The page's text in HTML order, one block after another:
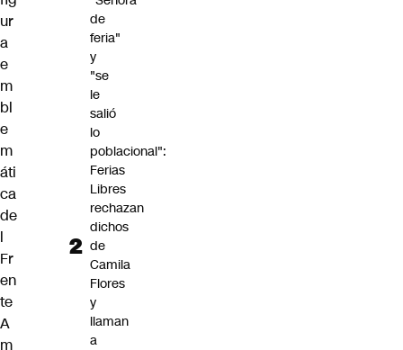
ur
a
e
m
bl
e
m
áti
ca
de
l
Fr
en
te
A
m
de
feria"
y
"se
le
salió
lo
poblacional":
Ferias
Libres
rechazan
dichos
de
Camila
Flores
y
llaman
a